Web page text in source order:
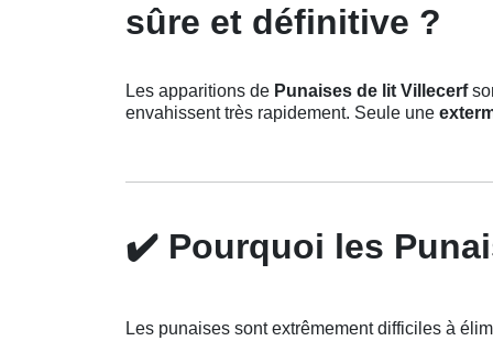
sûre et définitive ?
Les apparitions de Punaises de lit Villecerf
envahissent très rapidement. Seule une
✔️ Pourquoi les
Les punaises sont extrêmement difficiles à